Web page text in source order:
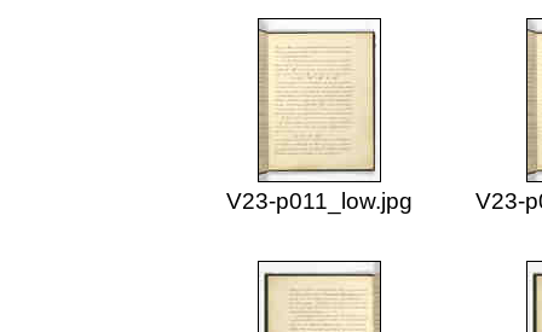
V23-p011_low.jpg V23-